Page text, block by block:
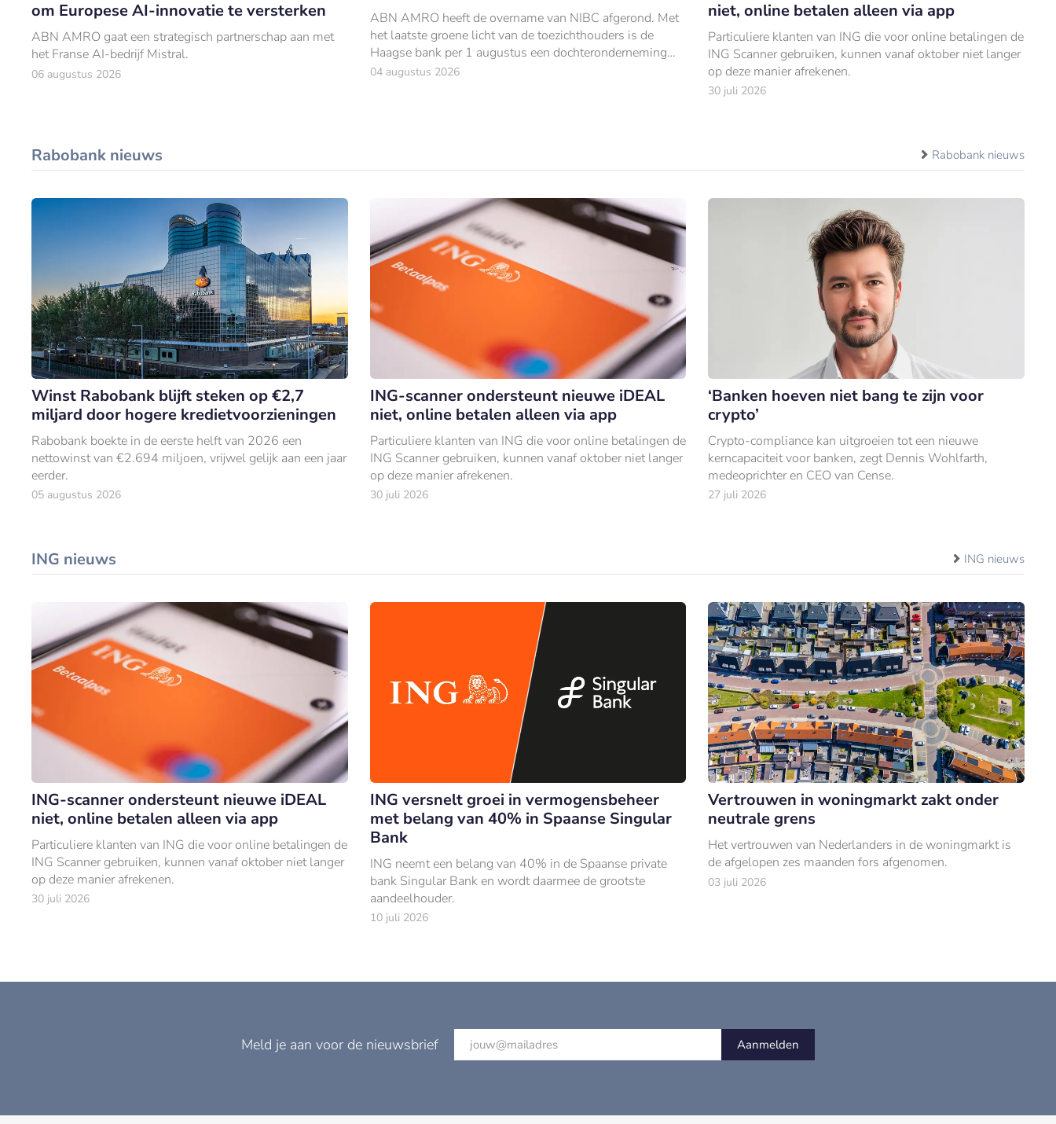
om Europese AI-innovatie te versterken
ABN AMRO gaat een strategisch partnerschap aan met
het Franse AI-bedrijf Mistral.
06 augustus 2026
ABN AMRO heeft de overname van NIBC afgerond. Met
het laatste groene licht van de toezichthouders is de
Haagse bank per 1 augustus een dochteronderneming
van ABN AMRO.
04 augustus 2026
niet, online betalen alleen via app
Particuliere klanten van ING die voor online betalingen de
ING Scanner gebruiken, kunnen vanaf oktober niet langer
op deze manier afrekenen.
30 juli 2026
Rabobank nieuws Rabobank nieuws
Winst Rabobank blijft steken op €2,7
miljard door hogere kredietvoorzieningen
Rabobank boekte in de eerste helft van 2026 een
nettowinst van €2.694 miljoen, vrijwel gelijk aan een jaar
eerder.
05 augustus 2026
ING-scanner ondersteunt nieuwe iDEAL
niet, online betalen alleen via app
Particuliere klanten van ING die voor online betalingen de
ING Scanner gebruiken, kunnen vanaf oktober niet langer
op deze manier afrekenen.
30 juli 2026
‘Banken hoeven niet bang te zijn voor
crypto’
Crypto-compliance kan uitgroeien tot een nieuwe
kerncapaciteit voor banken, zegt Dennis Wohlfarth,
medeoprichter en CEO van Cense.
27 juli 2026
ING nieuws ING nieuws
ING-scanner ondersteunt nieuwe iDEAL
niet, online betalen alleen via app
Particuliere klanten van ING die voor online betalingen de
ING Scanner gebruiken, kunnen vanaf oktober niet langer
op deze manier afrekenen.
30 juli 2026
ING versnelt groei in vermogensbeheer
met belang van 40% in Spaanse Singular
Bank
ING neemt een belang van 40% in de Spaanse private
bank Singular Bank en wordt daarmee de grootste
aandeelhouder.
10 juli 2026
Vertrouwen in woningmarkt zakt onder
neutrale grens
Het vertrouwen van Nederlanders in de woningmarkt is
de afgelopen zes maanden fors afgenomen.
03 juli 2026
Meld je aan voor de nieuwsbrief Aanmelden